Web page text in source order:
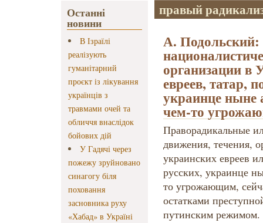
Останні
новини
В Ізраїлі
реалізують
гуманітарний
проєкт із лікування
українців з
травмами очей та
обличчя внаслідок
бойових дій
У Гадячі через
пожежу зруйновано
синагогу біля
поховання
засновника руху
«Хабад» в Україні
правый
А.
организации в
евреев, татар,
украинце ныне
чем-то
Праворадикальные
движения, течения,
украинских евреев
русских, украинце
то угрожающим,
остатками
путинским режимом.